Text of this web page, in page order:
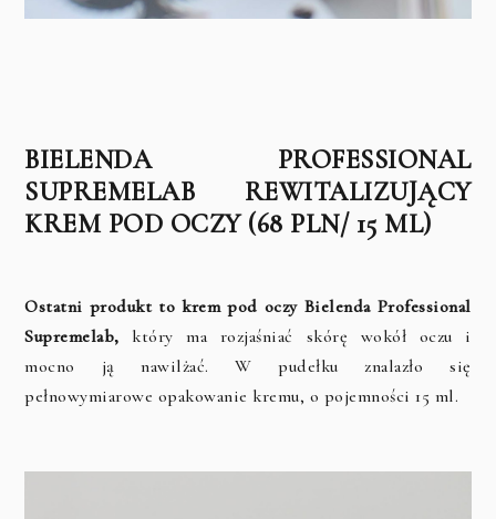
BIELENDA PROFESSIONAL
SUPREMELAB REWITALIZUJĄCY
KREM POD OCZY (68 PLN/ 15 ML)
Ostatni produkt to krem pod oczy Bielenda Professional
Supremelab, który ma rozjaśniać skórę wokół oczu i
mocno ją nawilżać. W pudełku znalazło się
pełnowymiarowe opakowanie kremu, o pojemności 15 ml.